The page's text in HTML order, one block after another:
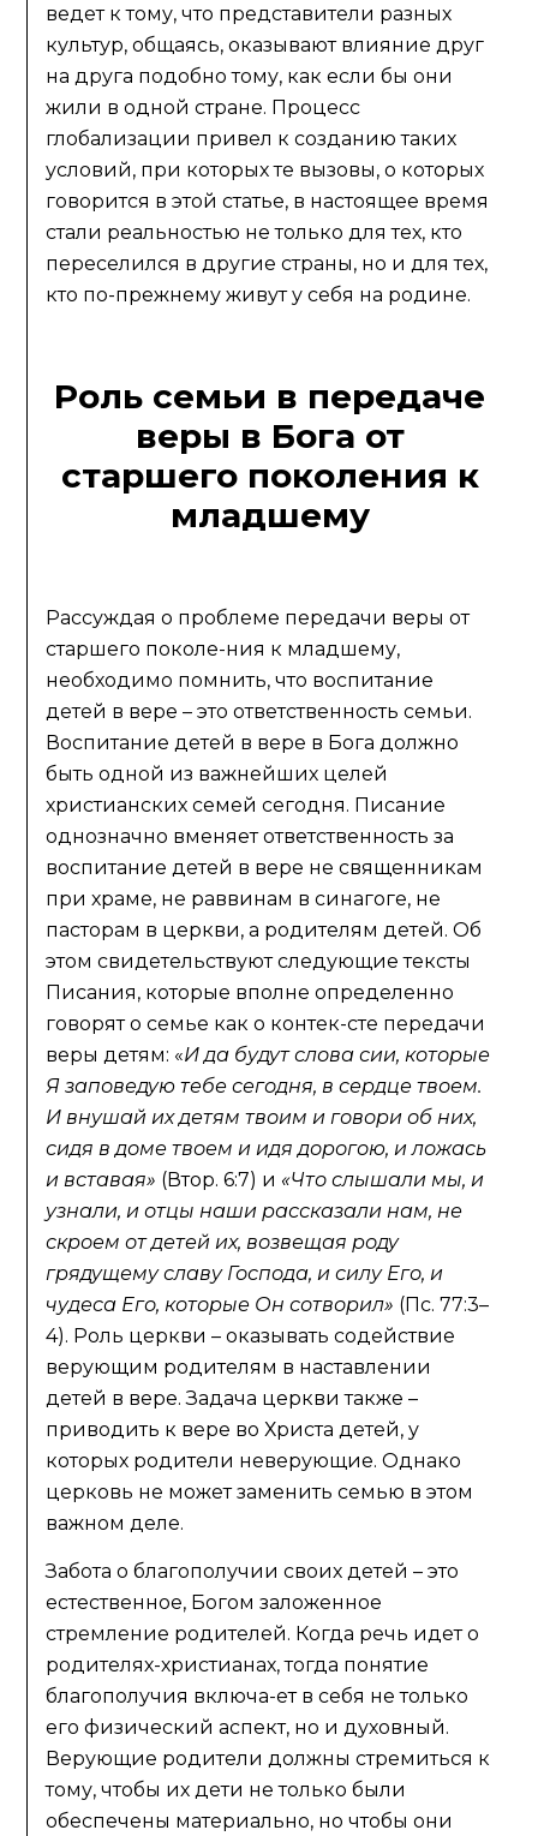
ведет к тому, что представители разных
культур, общаясь, оказывают влияние друг
на друга подобно тому, как если бы они
жили в одной стране. Процесс
глобализации привел к созданию таких
условий, при которых те вызовы, о которых
говорится в этой статье, в настоящее время
стали реальностью не только для тех, кто
переселился в другие страны, но и для тех,
кто по-прежнему живут у себя на родине.
Роль семьи в передаче
веры в Бога от
старшего поколения к
младшему
Рассуждая о проблеме передачи веры от
старшего поколе-ния к младшему,
необходимо помнить, что воспитание
детей в вере – это ответственность семьи.
Воспитание детей в вере в Бога должно
быть одной из важнейших целей
христианских семей сегодня. Писание
однозначно вменяет ответственность за
воспитание детей в вере не священникам
при храме, не раввинам в синагоге, не
пасторам в церкви, а родителям детей. Об
этом свидетельствуют следующие тексты
Писания, которые вполне определенно
говорят о семье как о контек-сте передачи
веры детям: «И да будут слова сии, которые
Я заповедую тебе сегодня, в сердце твоем.
И внушай их детям твоим и говори об них,
сидя в доме твоем и идя дорогою, и ложась
и вставая» (Втор. 6:7) и «Что слышали мы, и
узнали, и отцы наши рассказали нам, не
скроем от детей их, возвещая роду
грядущему славу Господа, и силу Его, и
чудеса Его, которые Он сотворил» (Пс. 77:3–
4). Роль церкви – оказывать содействие
верующим родителям в наставлении
детей в вере. Задача церкви также –
приводить к вере во Христа детей, у
которых родители неверующие. Однако
церковь не может заменить семью в этом
важном деле.
Забота о благополучии своих детей – это
естественное, Богом заложенное
стремление родителей. Когда речь идет о
родителях-христианах, тогда понятие
благополучия включа-ет в себя не только
его физический аспект, но и духовный.
Верующие родители должны стремиться к
тому, чтобы их дети не только были
обеспечены материально, но чтобы они